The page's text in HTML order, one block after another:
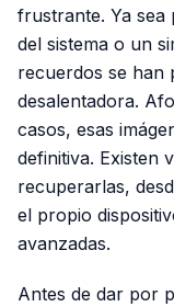
frustrante. Ya
del sistema o un
recuerdos se han
desalentadora.
casos, esas
definitiva. Existen
recuperarlas,
el propio
avanzadas.
Antes de dar por